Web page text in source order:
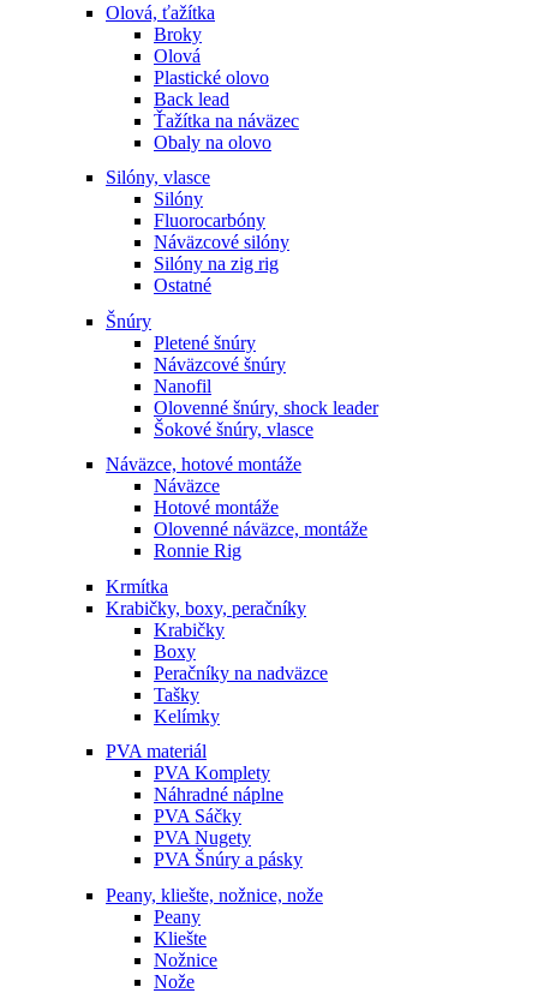
Olová, ťažítka
Broky
Olová
Plastické olovo
Back lead
Ťažítka na náväzec
Obaly na olovo
Silóny, vlasce
Silóny
Fluorocarbóny
Náväzcové silóny
Silóny na zig rig
Ostatné
Šnúry
Pletené šnúry
Náväzcové šnúry
Nanofil
Olovenné šnúry, shock leader
Šokové šnúry, vlasce
Náväzce, hotové montáže
Náväzce
Hotové montáže
Olovenné náväzce, montáže
Ronnie Rig
Krmítka
Krabičky, boxy, peračníky
Krabičky
Boxy
Peračníky na nadväzce
Tašky
Kelímky
PVA materiál
PVA Komplety
Náhradné náplne
PVA Sáčky
PVA Nugety
PVA Šnúry a pásky
Peany, kliešte, nožnice, nože
Peany
Kliešte
Nožnice
Nože